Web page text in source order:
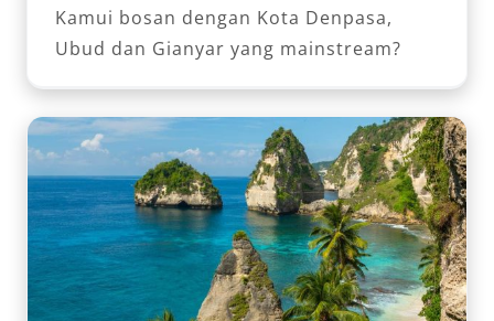
Kamui bosan dengan Kota Denpasa,
Ubud dan Gianyar yang mainstream?